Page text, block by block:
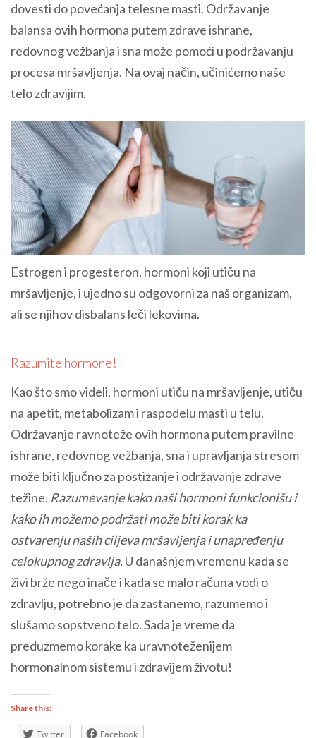
dovesti do povećanja telesne masti. Održavanje
balansa ovih hormona putem zdrave ishrane,
redovnog vežbanja i sna može pomoći u podržavanju
procesa mršavljenja. Na ovaj način, učinićemo naše
telo zdravijim.
Estrogen i progesteron, hormoni koji utiču na
mršavljenje, i ujedno su odgovorni za naš organizam,
ali se njihov disbalans leči lekovima.
Razumite hormone!
Kao što smo videli, hormoni utiču na mršavljenje, utiču
na apetit, metabolizam i raspodelu masti u telu.
Održavanje ravnoteže ovih hormona putem pravilne
ishrane, redovnog vežbanja, sna i upravljanja stresom
može biti ključno za postizanje i održavanje zdrave
težine. Razumevanje kako naši hormoni funkcionišu i
kako ih možemo podržati može biti korak ka
ostvarenju naših ciljeva mršavljenja i unapređenju
celokupnog zdravlja.U današnjem vremenu kada se
živi brže nego inače i kada se malo računa vodi o
zdravlju, potrebno je da zastanemo, razumemo i
slušamo sopstveno telo. Sada je vreme da
preduzmemo korake ka uravnoteženijem
hormonalnom sistemu i zdravijem životu!
Share this:
Twitter Facebook